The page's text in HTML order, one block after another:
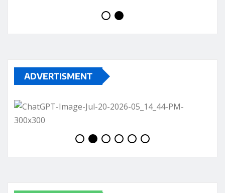
ADVERTISMENT